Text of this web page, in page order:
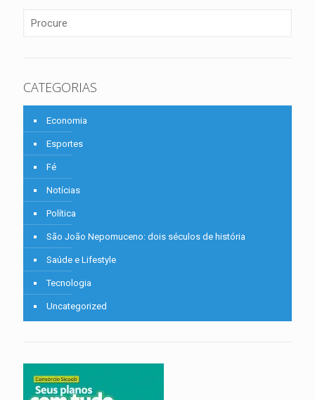
CATEGORIAS
Economia
Esportes
Fé
Notícias
Política
São João Nepomuceno: dois séculos de história
Saúde e Lifestyle
Tecnologia
Uncategorized